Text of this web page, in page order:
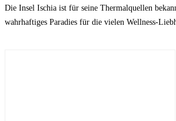
Die Insel Ischia ist für seine Thermalquellen
wahrhaftiges Paradies für die vielen Wellness-